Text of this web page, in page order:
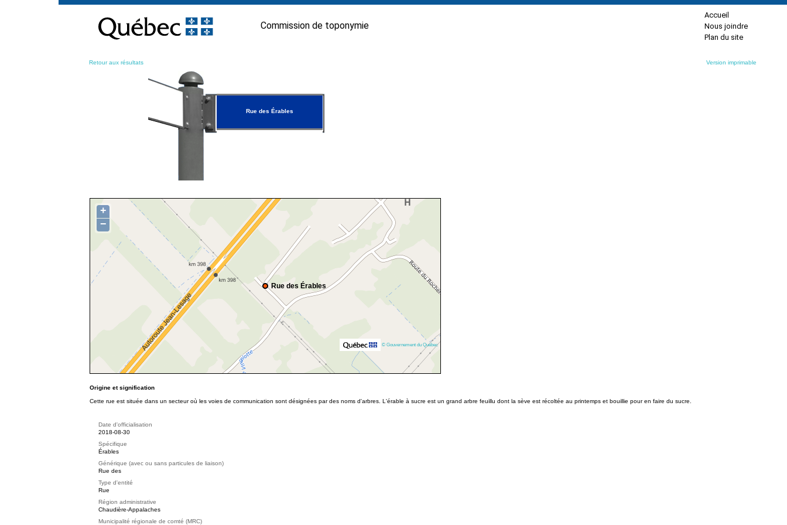
contenu
Commission de toponymie
Accueil
Nous joindre
Plan du site
Retour aux résultats Version imprimable
Rue des Érables
Rue des Érables
+
−
© Gouvernement du Québec
Origine et signification
Cette rue est située dans un secteur où les voies de communication sont désignées par des noms d'arbres. L'érable à sucre est un grand arbre feuillu dont la sève est récoltée au printemps et bouillie pour en faire du sucre.
Date d'officialisation
2018-08-30
Spécifique
Érables
Générique (avec ou sans particules de liaison)
Rue des
Type d'entité
Rue
Région administrative
Chaudière-Appalaches
Municipalité régionale de comté (MRC)